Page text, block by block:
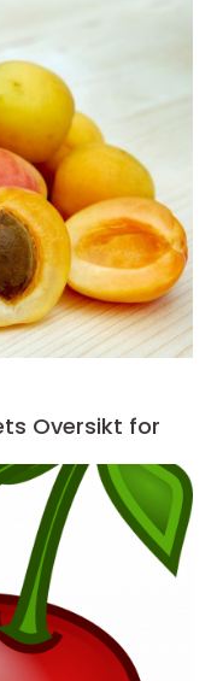
Oversikt for